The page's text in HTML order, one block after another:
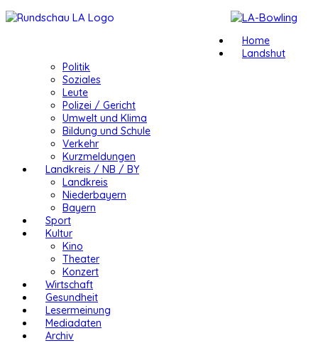
Home
Landshut
Politik
Soziales
Leute
Polizei / Gericht
Umwelt und Klima
Bildung und Schule
Verkehr
Kurzmeldungen
Landkreis / NB / BY
Landkreis
Niederbayern
Bayern
Sport
Kultur
Kino
Theater
Konzert
Wirtschaft
Gesundheit
Lesermeinung
Mediadaten
Archiv